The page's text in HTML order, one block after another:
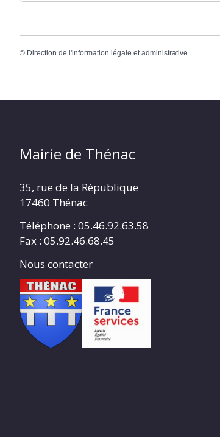
© Direction de l'information légale et administrative
Mairie de Thénac
35, rue de la République
17460 Thénac
Téléphone : 05.46.92.63.58
Fax : 05.92.46.68.45
Nous contacter